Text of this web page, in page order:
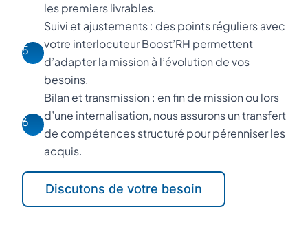
les premiers livrables.
5
Suivi et ajustements : des points réguliers avec
votre interlocuteur Boost’RH permettent
d’adapter la mission à l’évolution de vos
besoins.
6
Bilan et transmission : en fin de mission ou lors
d’une internalisation, nous assurons un transfert
de compétences structuré pour pérenniser les
acquis.
Discutons de votre besoin